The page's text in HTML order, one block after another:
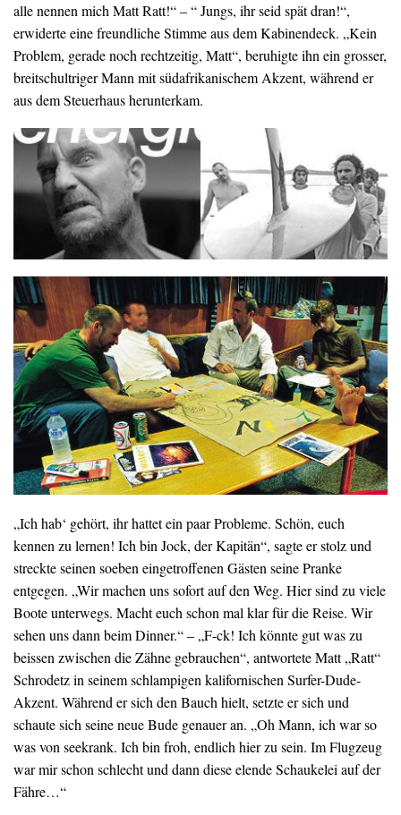
alle nennen mich Matt Ratt!“ – “ Jungs, ihr seid spät dran!“,
erwiderte eine freundliche Stimme aus dem Kabinendeck. „Kein
Problem, gerade noch rechtzeitig, Matt“, beruhigte ihn ein grosser,
breitschultriger Mann mit südafrikanischem Akzent, während er
aus dem Steuerhaus herunterkam.
„Ich hab‘ gehört, ihr hattet ein paar Probleme. Schön, euch
kennen zu lernen! Ich bin Jock, der Kapitän“, sagte er stolz und
streckte seinen soeben eingetroffenen Gästen seine Pranke
entgegen. „Wir machen uns sofort auf den Weg. Hier sind zu viele
Boote unterwegs. Macht euch schon mal klar für die Reise. Wir
sehen uns dann beim Dinner.“ – „F-ck! Ich könnte gut was zu
beissen zwischen die Zähne gebrauchen“, antwortete Matt „Ratt“
Schrodetz in seinem schlampigen kalifornischen Surfer-Dude-
Akzent. Während er sich den Bauch hielt, setzte er sich und
schaute sich seine neue Bude genauer an. „Oh Mann, ich war so
was von seekrank. Ich bin froh, endlich hier zu sein. Im Flugzeug
war mir schon schlecht und dann diese elende Schaukelei auf der
Fähre…“